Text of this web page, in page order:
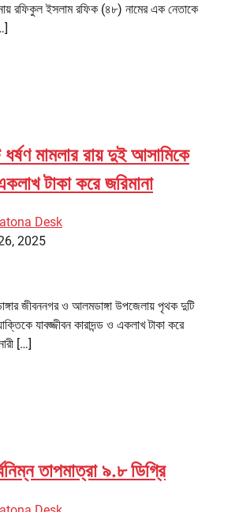
রফিকুল ইসলাম রফিক (৪৮) নামের এক নেতাকে
ধর্ষণ মামলার রায় দুই আসামিকে
টাকা করে জরিমানা
Desk
2025
জীবননগর ও আলমডাঙ্গা উপজেলায় পৃথক দুটি
যাবজ্জীবন কারাদন্ড ও একলাখ টাকা করে
[…]
তাপমাত্রা ৯.৮ ডিগ্রি